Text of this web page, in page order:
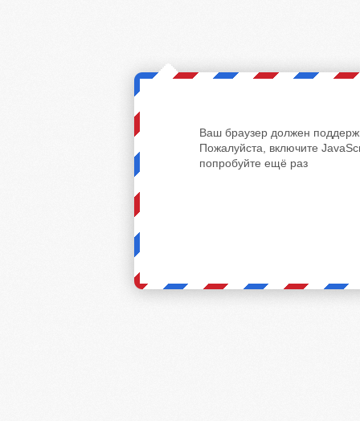
Ваш браузер должен
Пожалуйста, включите
попробуйте ещё раз